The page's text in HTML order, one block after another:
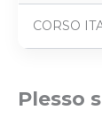
CORSO
Plesso